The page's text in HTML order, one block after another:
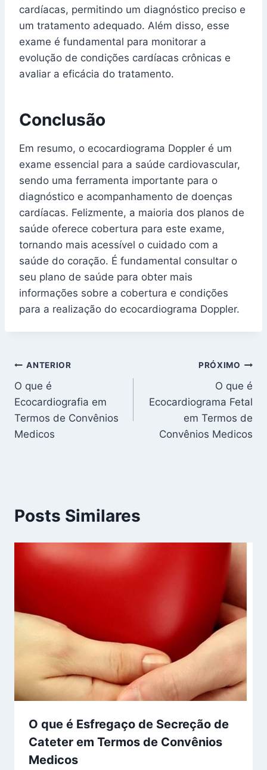
cardíacas, permitindo um diagnóstico preciso e
um tratamento adequado. Além disso, esse
exame é fundamental para monitorar a
evolução de condições cardíacas crônicas e
avaliar a eficácia do tratamento.
Conclusão
Em resumo, o ecocardiograma Doppler é um
exame essencial para a saúde cardiovascular,
sendo uma ferramenta importante para o
diagnóstico e acompanhamento de doenças
cardíacas. Felizmente, a maioria dos planos de
saúde oferece cobertura para este exame,
tornando mais acessível o cuidado com a
saúde do coração. É fundamental consultar o
seu plano de saúde para obter mais
informações sobre a cobertura e condições
para a realização do ecocardiograma Doppler.
Navegação
de
Post
ANTERIOR
O que é
Ecocardiografia em
Termos de Convênios
Medicos
PRÓXIMO
O que é
Ecocardiograma Fetal
em Termos de
Convênios Medicos
Posts Similares
O que é Esfregaço de Secreção de
Cateter em Termos de Convênios
Medicos